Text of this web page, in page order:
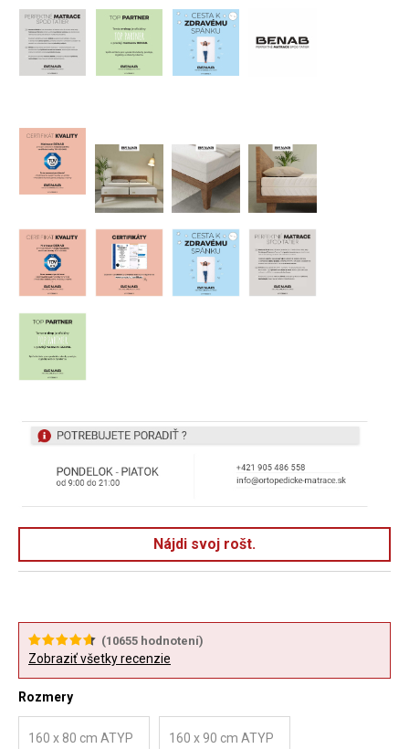
Nájdi svoj rošt.
(10655 hodnotení)
Zobraziť všetky recenzie
Rozmery
160 x 80 cm ATYP 160 x 90 cm ATYP